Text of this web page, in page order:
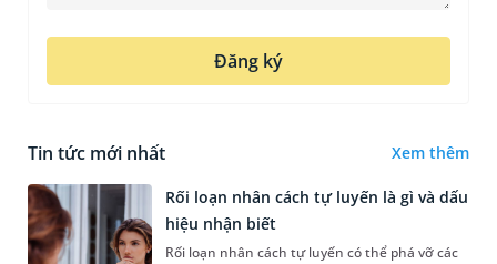
Đăng ký
Tin tức mới nhất Xem thêm
Rối loạn nhân cách tự luyến là gì và dấu
hiệu nhận biết
Rối loạn nhân cách tự luyến có thể phá vỡ các